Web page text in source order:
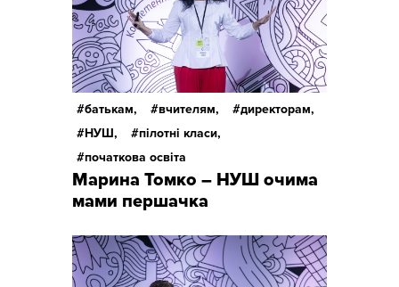
батькам, вчителям,
директорам,
НУШ,
пілотні класи,
початкова освіта
Марина Томко – НУШ очима
мами першачка